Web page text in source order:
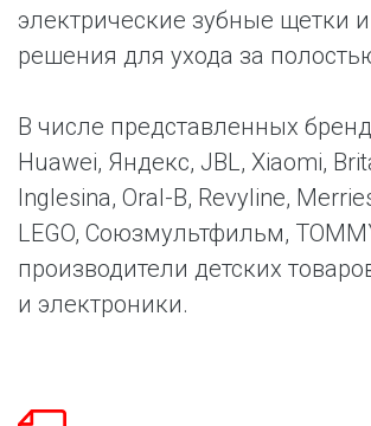
электрические зубные щетки
решения для ухода за
В числе представленных
Huawei, Яндекс, JBL, Xiaomi,
Inglesina, Oral-B, Revyline,
LEGO, Союзмультфильм,
производители детских
и электроники.